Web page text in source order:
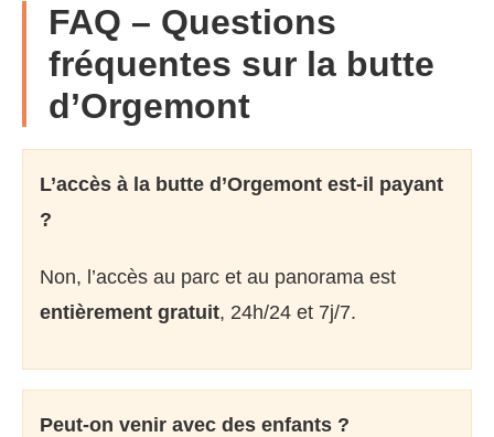
FAQ – Questions
fréquentes sur la butte
d’Orgemont
L’accès à la butte d’Orgemont est-il payant
?
Non, l’accès au parc et au panorama est
entièrement gratuit, 24h/24 et 7j/7.
Peut-on venir avec des enfants ?